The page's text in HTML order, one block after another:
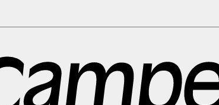
Toronto Vancouver Alla destinationer i USA Las Vegas
Cagliari FlorensMilanoRom Sardinien Venedig Alla
i Storbritannien Edinburgh Glasgow London
i Australien Brisbane Cairns Melbourne Perth Sydney